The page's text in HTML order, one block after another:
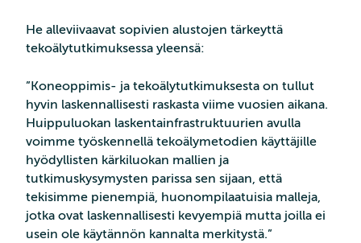
He alleviivaavat sopivien alustojen tärkeyttä
tekoälytutkimuksessa yleensä:
”Koneoppimis- ja tekoälytutkimuksesta on tullut
hyvin laskennallisesti raskasta viime vuosien aikana.
Huippuluokan laskentainfrastruktuurien avulla
voimme työskennellä tekoälymetodien käyttäjille
hyödyllisten kärkiluokan mallien ja
tutkimuskysymysten parissa sen sijaan, että
tekisimme pienempiä, huonompilaatuisia malleja,
jotka ovat laskennallisesti kevyempiä mutta joilla ei
usein ole käytännön kannalta merkitystä.”